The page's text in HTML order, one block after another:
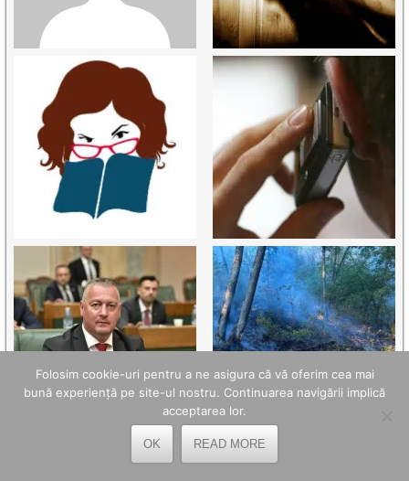
Folosim cookie-uri pentru a ne asigura că vă oferim cea mai
bună experiență pe site-ul nostru. Continuarea navigării implică
acceptarea lor.
OK READ MORE